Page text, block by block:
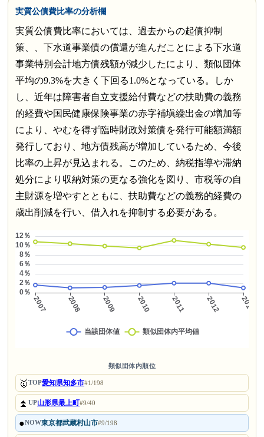
実質公債費比率の分析欄
実質公債費比率においては、過去からの起債抑制
策、、下水道事業債の償還が進んだことによる下水道
事業特別会計地方債残額が減少したにより、類似団体
平均の9.3%を大きく下回る1.0%となっている。しか
し、近年は障害者自立支援給付費などの扶助費の義務
的経費や国民健康保険事業の赤字補塡繰出金の増加等
により、やむを得ず臨時財政対策債を発行可能額満額
発行しており、地方債残高が増加しているため、今後
比率の上昇が見込まれる。このため、納税指導や滞納
処分により収納対策の更なる強化を図り、市税等の自
主財源を増やすとともに、扶助費などの義務的経費の
歳出削減を行い、借入れを抑制する必要がある。
類似団体内順位
🥇TOP愛知県知多市#1/198
⏫UP山形県最上町#9/40
●NOW東京都武蔵村山市#9/198